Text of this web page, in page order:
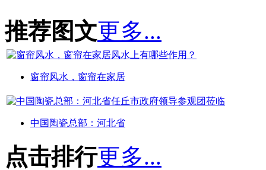
推荐图文更多...
窗帘风水，窗帘在家居
中国陶瓷总部：河北省
点击排行更多...